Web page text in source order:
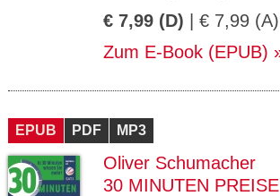
€ 7,99 (D) | € 7,99 (A)
Zum E-Book (EPUB)
EPUB PDF MP3
Oliver Schumacher
30 MINUTEN PREISE